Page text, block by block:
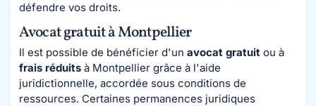
défendre vos droits.
Avocat gratuit à Montpellier
Il est possible de bénéficier d'un avocat gratuit ou à
frais réduits à Montpellier grâce à l'aide
juridictionnelle, accordée sous conditions de
ressources. Certaines permanences juridiques